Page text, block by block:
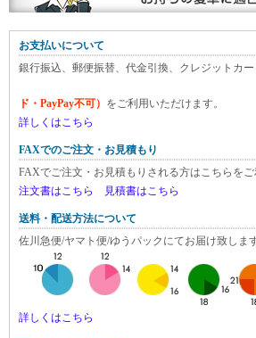
お支払いについて
銀行振込、郵便振替、代金引換、クレジットカー
ド・PayPay不可） をご利用いただけます。
詳しくはこちら
FAXでのご注文・お見積もり
FAXでご注文・お見積もりされる方はこちらをご
注文書はこちら
見積書はこちら
送料・配送方法について
佐川急便/ヤマト便/ゆうパックにてお届け致しま
詳しくはこちら